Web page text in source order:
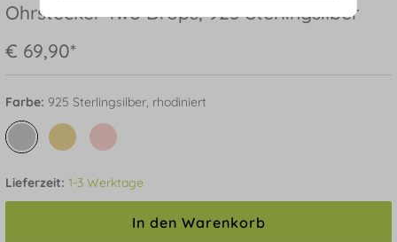
Ohrstecker Two Drops, 925 Sterlingsilber
€ 69,90*
Farbe: 925 Sterlingsilber, rhodiniert
Lieferzeit: 1-3 Werktage
In den Warenkorb